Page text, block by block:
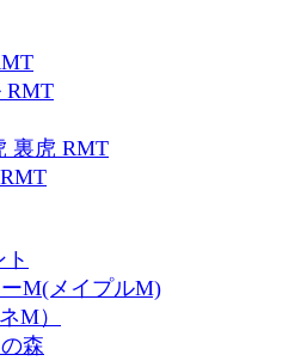
RMT
裏虎 RMT
M(メイプルM)
M）
森